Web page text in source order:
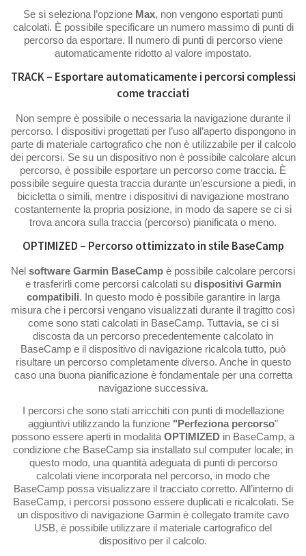
Se si seleziona l’opzione Max, non vengono esportati punti
calcolati. È possibile specificare un numero massimo di punti di
percorso da esportare. Il numero di punti di percorso viene
automaticamente ridotto al valore impostato.
TRACK – Esportare automaticamente i percorsi complessi
come tracciati
Non sempre è possibile o necessaria la navigazione durante il
percorso. I dispositivi progettati per l’uso all’aperto dispongono in
parte di materiale cartografico che non è utilizzabile per il calcolo
dei percorsi. Se su un dispositivo non è possibile calcolare alcun
percorso, è possibile esportare un percorso come traccia. È
possibile seguire questa traccia durante un’escursione a piedi, in
bicicletta o simili, mentre i dispositivi di navigazione mostrano
costantemente la propria posizione, in modo da sapere se ci si
trova ancora sulla traccia (percorso) pianificata o meno.
OPTIMIZED – Percorso ottimizzato in stile BaseCamp
Nel software Garmin BaseCamp è possibile calcolare percorsi
e trasferirli come percorsi calcolati su dispositivi Garmin
compatibili. In questo modo è possibile garantire in larga
misura che i percorsi vengano visualizzati durante il tragitto così
come sono stati calcolati in BaseCamp. Tuttavia, se ci si
discosta da un percorso precedentemente calcolato in
BaseCamp e il dispositivo di navigazione ricalcola tutto, può
risultare un percorso completamente diverso. Anche in questo
caso una buona pianificazione è fondamentale per una corretta
navigazione successiva.
I percorsi che sono stati arricchiti con punti di modellazione
aggiuntivi utilizzando la funzione "Perfeziona percorso"
possono essere aperti in modalità OPTIMIZED in BaseCamp, a
condizione che BaseCamp sia installato sul computer locale; in
questo modo, una quantità adeguata di punti di percorso
calcolati viene incorporata nel percorso, in modo che
BaseCamp possa visualizzare il tracciato corretto. All’interno di
BaseCamp, i percorsi possono essere duplicati e ricalcolati. Se
un dispositivo di navigazione Garmin è collegato tramite cavo
USB, è possibile utilizzare il materiale cartografico del
dispositivo per il calcolo.